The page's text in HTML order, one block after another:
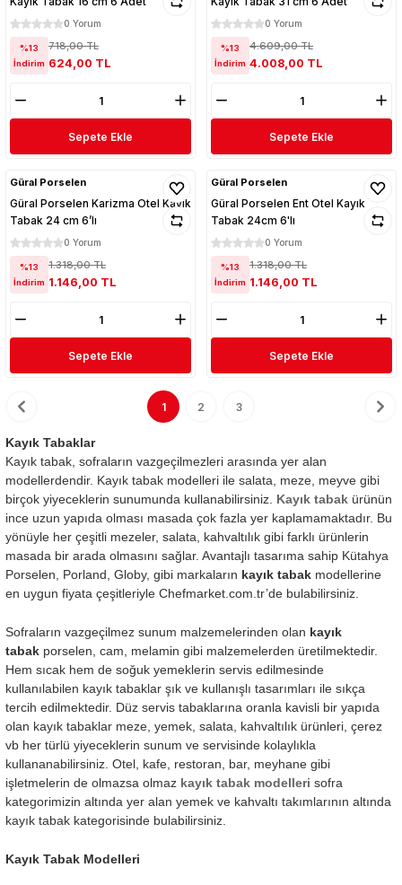
0 Yorum
%13
İndirim
718,00 TL
624,00 TL
Sepete Ekle
0 Yorum
%13
İndirim
4.609,00 TL
4.008,00 TL
Sepete Ekle
Güral Porselen
Güral Porselen Karizma Otel Kayık
Tabak 24 cm 6’lı
0 Yorum
%13
İndirim
1.318,00 TL
1.146,00 TL
Sepete Ekle
Güral Porselen
Güral Porselen Ent Otel Kayık
Tabak 24cm 6'lı
0 Yorum
%13
İndirim
1.318,00 TL
1.146,00 TL
Sepete Ekle
1 2 3
Kayık Tabaklar
Kayık tabak, sofraların vazgeçilmezleri arasında yer alan
modellerdendir. Kayık tabak modelleri ile salata, meze, meyve gibi
birçok yiyeceklerin sunumunda kullanabilirsiniz. Kayık tabak ürünün
ince uzun yapıda olması masada çok fazla yer kaplamamaktadır. Bu
yönüyle her çeşitli mezeler, salata, kahvaltılık gibi farklı ürünlerin
masada bir arada olmasını sağlar. Avantajlı tasarıma sahip Kütahya
Porselen, Porland, Globy, gibi markaların kayık tabak modellerine
en uygun fiyata çeşitleriyle Chefmarket.com.tr’de bulabilirsiniz.
Sofraların vazgeçilmez sunum malzemelerinden olan kayık
tabak porselen, cam, melamin gibi malzemelerden üretilmektedir.
Hem sıcak hem de soğuk yemeklerin servis edilmesinde
kullanılabilen kayık tabaklar şık ve kullanışlı tasarımları ile sıkça
tercih edilmektedir. Düz servis tabaklarına oranla kavisli bir yapıda
olan kayık tabaklar meze, yemek, salata, kahvaltılık ürünleri, çerez
vb her türlü yiyeceklerin sunum ve servisinde kolaylıkla
kullananabilirsiniz. Otel, kafe, restoran, bar, meyhane gibi
işletmelerin de olmazsa olmaz kayık tabak modelleri sofra
kategorimizin altında yer alan yemek ve kahvaltı takımlarının altında
kayık tabak kategorisinde bulabilirsiniz.
Kayık Tabak Modelleri